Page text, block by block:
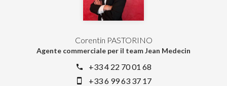
Corentin PASTORINO
Agente commerciale per il team Jean Medecin
+33 4 22 70 01 68
+33 6 99 63 37 17